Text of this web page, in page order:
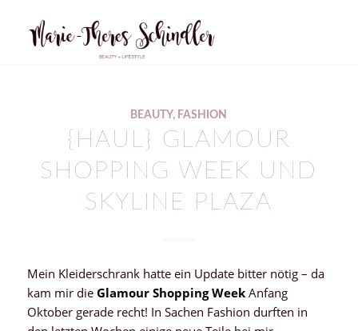
BEAUTY, FASHION
{HAUL} GLAMOUR
SHOPPING WEEK UND
SKYLINE PLAZA
Mein Kleiderschrank hatte ein Update bitter nötig – da
kam mir die Glamour Shopping WeekAnfang
Oktober gerade recht! In Sachen Fashion durften in